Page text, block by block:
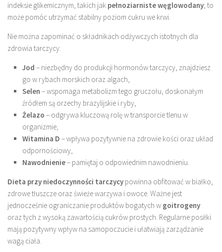
indeksie glikemicznym, takich jak pełnoziarniste węglowodany; to
może pomóc utrzymać stabilny poziom cukru we krwi.
Nie można zapominać o składnikach odżywczych istotnych dla
zdrowia tarczycy:
Jod – niezbędny do produkcji hormonów tarczycy, znajdziesz
go w rybach morskich oraz algach,
Selen – wspomaga metabolizm tego gruczołu, doskonałym
źródłem są orzechy brazylijskie i ryby,
Żelazo – odgrywa kluczową rolę w transporcie tlenu w
organizmie,
Witamina D – wpływa pozytywnie na zdrowie kości oraz układ
odpornościowy,
Nawodnienie– pamiętaj o odpowiednim nawodnieniu.
Dieta przy niedoczynności tarczycy powinna obfitować w białko,
zdrowe tłuszcze oraz świeże warzywa i owoce. Ważne jest
jednocześnie ograniczanie produktów bogatych w goitrogeny
oraz tych z wysoką zawartością cukrów prostych. Regularne posiłki
mają pozytywny wpływ na samopoczucie i ułatwiają zarządzanie
wagą ciała.